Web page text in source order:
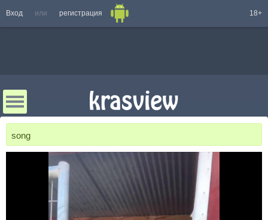
Вход или регистрация 18+
song